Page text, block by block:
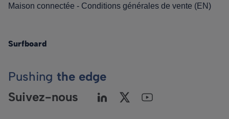
Maison connectée - Conditions générales de vente (EN)
Surfboard
Pushing the edge
Suivez-nous